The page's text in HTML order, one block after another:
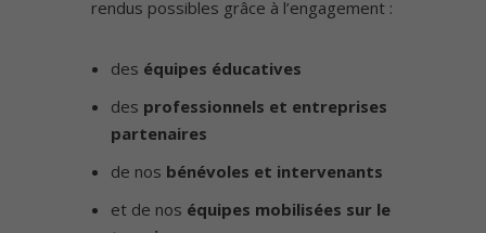
rendus possibles grâce à l’engagement :
des équipes éducatives
des professionnels et entreprises
partenaires
de nos bénévoles et intervenants
et de nos équipes mobilisées sur le